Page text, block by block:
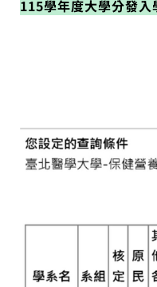
115學年度大學分發